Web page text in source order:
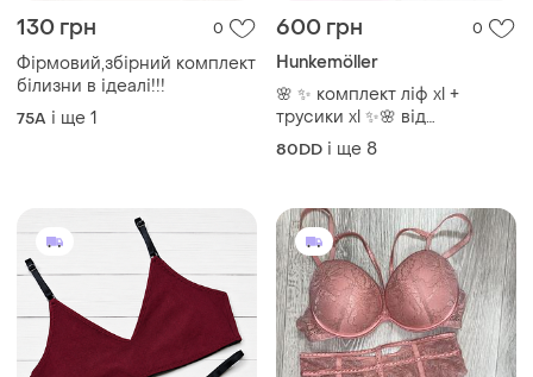
130 грн 0
Фірмовий,збірний комплект
білизни в ідеалі!!!
75A і ще 1
600 грн 0
Hunkemöller
🌸 ✨ комплект ліф xl +
трусики xl ✨🌸 від
hunkemoller 80 e, 85 d e, 90
80DD і ще 8